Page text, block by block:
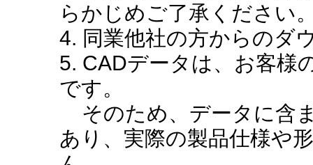
らかじめご了承ください
4. 同業他社の方からのダ
5. CADデータは、お客様
です。
そのため、データに含
あり、実際の製品仕様や